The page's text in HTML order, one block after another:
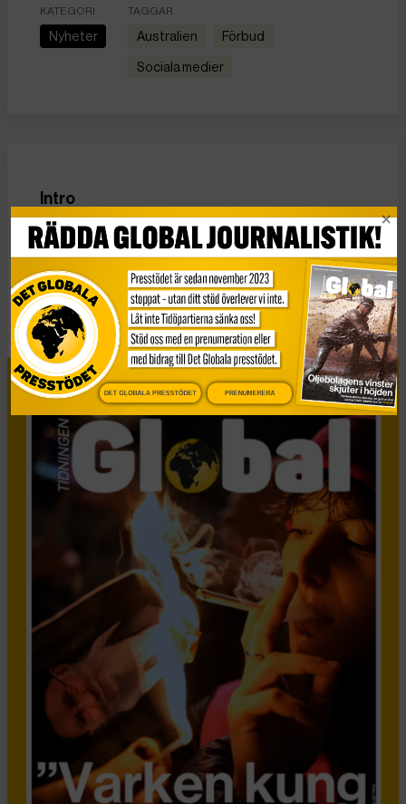
KATEGORI
Nyheter
TAGGAR
Australien förbud
Sociala medier
Intro
Nätet i Iran är
fortfarande släckt
Publicerad 16 januari, 2026 3 min lästid
DET GLOBALA PRESSTÖDET PRENUMERERA